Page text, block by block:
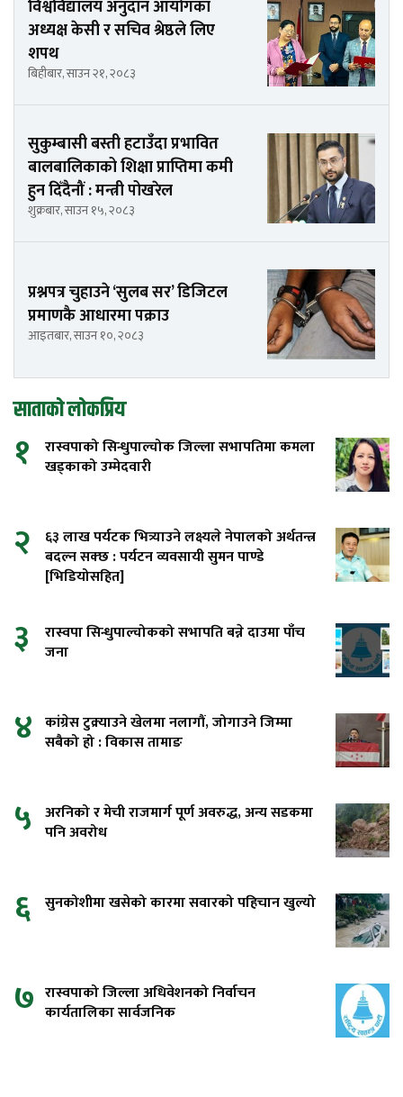
विश्वविद्यालय अनुदान आयोगका
अध्यक्ष केसी र सचिव श्रेष्ठले लिए
शपथ
बिहीबार, साउन २१, २०८३
सुकुम्बासी बस्ती हटाउँदा प्रभावित
बालबालिकाको शिक्षा प्राप्तिमा कमी
हुन दिँदैनौं : मन्त्री पोखरेल
शुक्रबार, साउन १५, २०८३
प्रश्नपत्र चुहाउने ‘सुलब सर’ डिजिटल
प्रमाणकै आधारमा पक्राउ
आइतबार, साउन १०, २०८३
साताको लोकप्रिय
१
रास्वपाको सिन्धुपाल्चोक जिल्ला सभापतिमा कमला
खड्काको उम्मेदवारी
२
६३ लाख पर्यटक भित्र्याउने लक्ष्यले नेपालको अर्थतन्त्र
बदल्न सक्छ : पर्यटन व्यवसायी सुमन पाण्डे
[भिडियोसहित]
३
रास्वपा सिन्धुपाल्चोकको सभापति बन्ने दाउमा पाँच
जना
४ कांग्रेस टुक्र्याउने खेलमा नलागौं, जोगाउने जिम्मा
सबैको हो : विकास तामाङ
५ अरनिको र मेची राजमार्ग पूर्ण अवरुद्ध, अन्य सडकमा
पनि अवरोध
६ सुनकोशीमा खसेको कारमा सवारको पहिचान खुल्यो
७ रास्वपाको जिल्ला अधिवेशनको निर्वाचन
कार्यतालिका सार्वजनिक